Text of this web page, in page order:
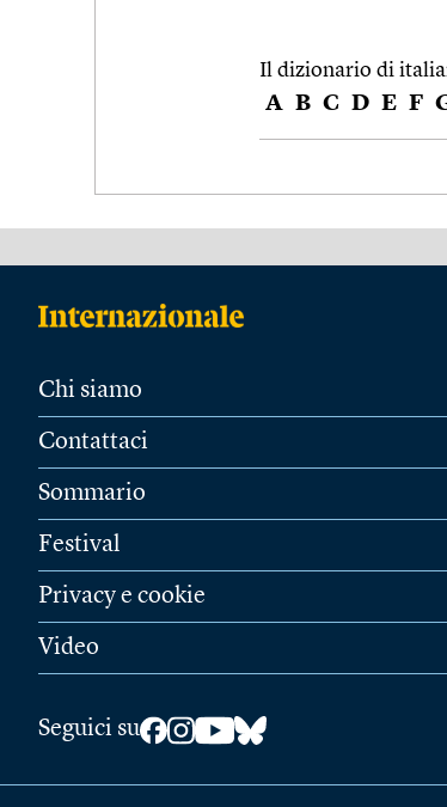
Il dizionario di
A B C D E F
Chi siamo
Contattaci
Sommario
Festival
Privacy e cookie
Video
Seguici su